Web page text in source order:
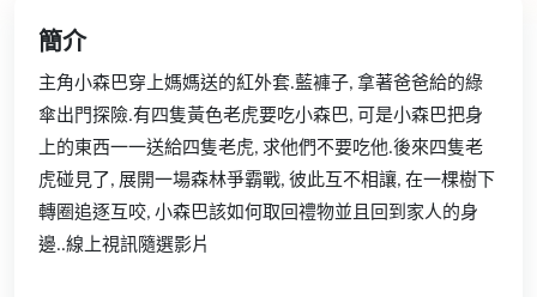
簡介
主角小森巴穿上媽媽送的紅外套.藍褲子, 拿著爸爸給的綠
傘出門探險.有四隻黃色老虎要吃小森巴, 可是小森巴把身
上的東西一一送給四隻老虎, 求他們不要吃他.後來四隻老
虎碰見了, 展開一場森林爭霸戰, 彼此互不相讓, 在一棵樹下
轉圈追逐互咬, 小森巴該如何取回禮物並且回到家人的身
邊..線上視訊隨選影片